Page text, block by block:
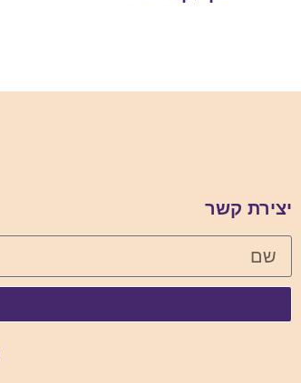
יצירת קשר